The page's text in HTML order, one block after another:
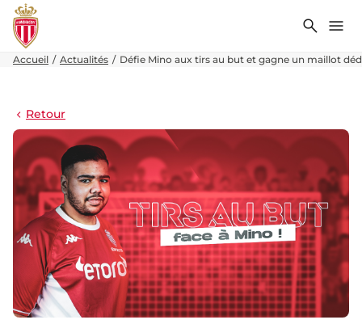
Accueil Actualités Défie Mino aux tirs au but et gagne un maillot
Retour